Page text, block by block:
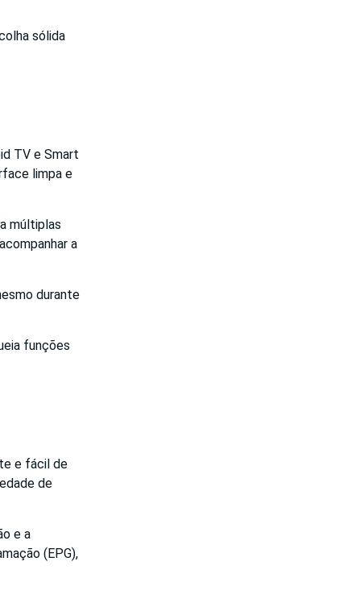
sólida
TV e Smart
limpa e
múltiplas
a
durante
funções
e fácil de
de
e a
(EPG),